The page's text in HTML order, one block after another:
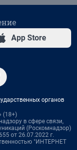
App Store
органов
(18+)
в сфере связи,
(Роскомнадзор)
от 26.07.2022 г.
"ИНТЕРНЕТ